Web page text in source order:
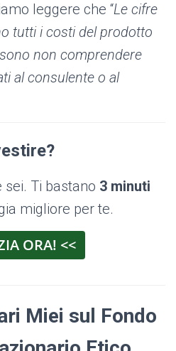
leggere che “Le cifre
tutti i costi del prodotto
non comprendere
al consulente o al
sei. Ti bastano 3 minuti
migliore per te.
ORA! <<
Miei sul Fondo